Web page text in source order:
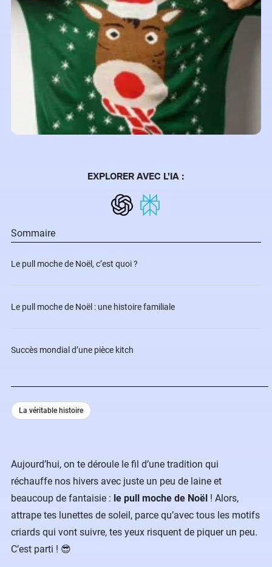
Aujourd’hui, on te déroule le fil d’une tradition qui
réchauffe nos hivers avec juste un peu de laine et
beaucoup de fantaisie : le pull moche de Noël ! Alors,
attrape tes lunettes de soleil, parce qu’avec tous les motifs
criards qui vont suivre, tes yeux risquent de piquer un peu.
C’est parti ! 😎
EXPLORER AVEC L'IA :
Sommaire
Le pull moche de Noël, c’est quoi ?
Le pull moche de Noël : une histoire familiale
Succès mondial d’une pièce kitch
La véritable histoire